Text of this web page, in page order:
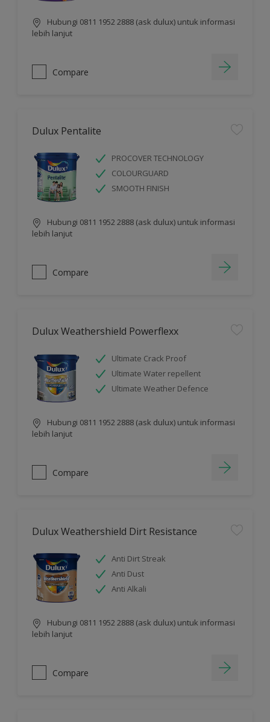
Hubungi 0811 1952 2888 (ask dulux) untuk informasi
lebih lanjut
Compare
Dulux Pentalite
PROCOVER TECHNOLOGY
COLOURGUARD
SMOOTH FINISH
Hubungi 0811 1952 2888 (ask dulux) untuk informasi
lebih lanjut
Compare
Dulux Weathershield Powerflexx
Ultimate Crack Proof
Ultimate Water repellent
Ultimate Weather Defence
Hubungi 0811 1952 2888 (ask dulux) untuk informasi
lebih lanjut
Compare
Dulux Weathershield Dirt Resistance
Anti Dirt Streak
Anti Dust
Anti Alkali
Hubungi 0811 1952 2888 (ask dulux) untuk informasi
lebih lanjut
Compare